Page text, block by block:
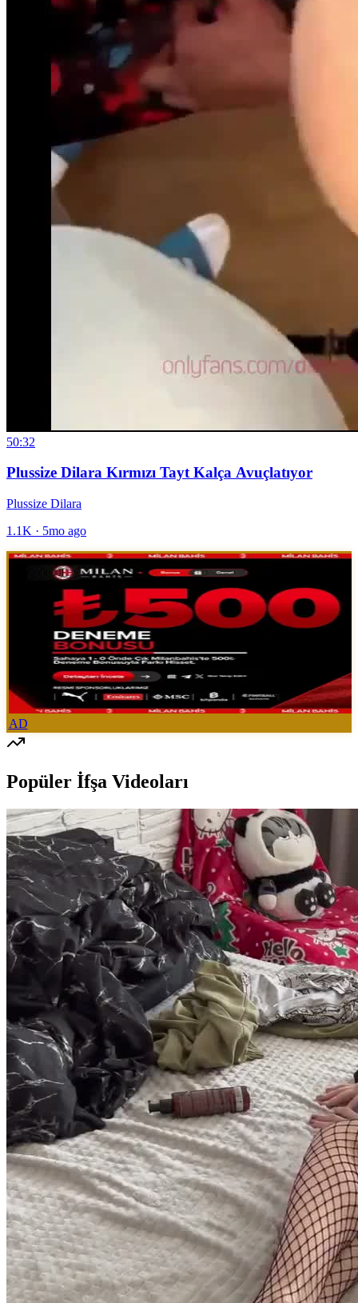
50:32
Plussize Dilara Kırmızı Tayt Kalça Avuçlatıyor
Plussize Dilara
1.1K · 5mo ago
AD
Popüler İfşa Videoları